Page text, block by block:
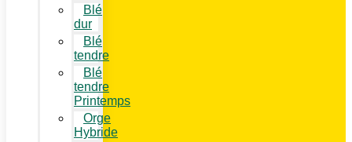
Blé
dur
Blé
tendre
Blé
tendre
Printemps
Orge
Hybride